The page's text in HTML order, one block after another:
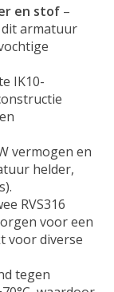
en stof –
dit armatuur
IK10-
vermogen en
helder,
RVS316
voor een
voor diverse
tegen